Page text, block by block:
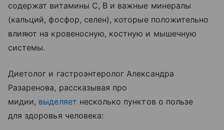
содержат витамины С, В и важные минералы
(кальций, фосфор, селен), которые положительно
влияют на кровеносную, костную и мышечную
системы.
Диетолог и гастроэнтеролог Александра
Разаренова, рассказывая про
мидии, выделяет несколько пунктов о пользе
для здоровья человека: